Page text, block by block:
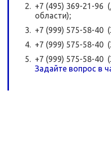
+7 (495) 369-21-96
области);
+7 (999) 575-58-40
+7 (999) 575-58-40
+7 (999) 575-58-40
Задайте вопрос в